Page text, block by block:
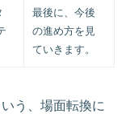
最後に、今後
の進め方を見
ていきます。
う、場面転換に